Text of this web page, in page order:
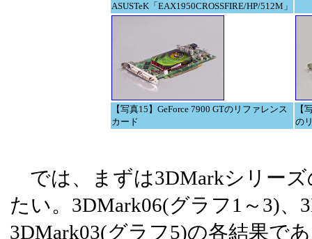
ASUSTeK「EAX1950CROSSFIRE/HP/512M」
【写真15】GeForce 7900 GTのリファレンス
カード
【
の
では、まずは3DMarkシリー
たい。3DMark06(グラフ1～3)、
3DMark03(グラフ5)の各結果で